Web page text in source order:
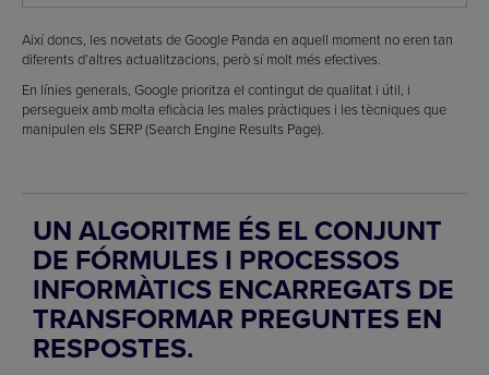
Així doncs, les novetats de Google Panda en aquell moment no eren tan
diferents d’altres actualitzacions, però sí molt més efectives.
En línies generals, Google prioritza el contingut de qualitat i útil, i
persegueix amb molta eficàcia les males pràctiques i les tècniques que
manipulen els SERP (Search Engine Results Page).
UN ALGORITME ÉS EL CONJUNT
DE FÓRMULES I PROCESSOS
INFORMÀTICS ENCARREGATS DE
TRANSFORMAR PREGUNTES EN
RESPOSTES.